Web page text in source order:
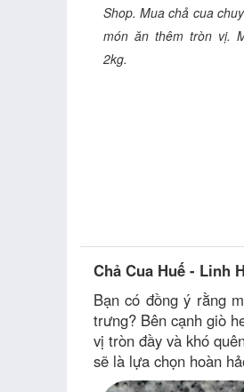
Shop. Mua chả cua
món ăn thêm tròn vị.
2kg.
Chả Cua Huế - Linh
Bạn có đồng ý rằng
trưng? Bên cạnh giò
vị tròn đầy và khó
sẽ là lựa chọn hoàn